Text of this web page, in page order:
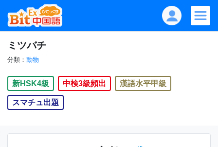
ミツバチ
分類： 動物
新HSK4級 中検3級頻出 漢語水平甲級
スマチュ出題